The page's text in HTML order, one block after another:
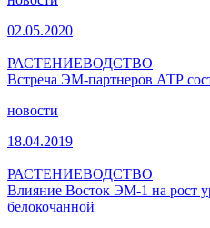
02.05.2020
РАСТЕНИЕВОДСТВО
Встреча ЭМ-партнеров АТР
новости
18.04.2019
РАСТЕНИЕВОДСТВО
Влияние Восток ЭМ-1 на рост
белокочанной